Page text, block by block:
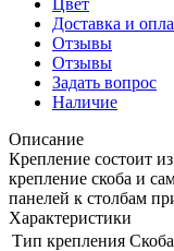
Доставка и
Отзывы
Отзывы
Задать вопрос
Наличие
Описание
Крепление состоит
крепление скоба и
панелей к столбам
Характеристики
Тип крепления